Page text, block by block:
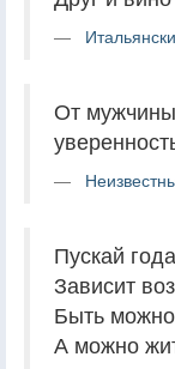
От
Пускай
Зависит
Быть
А можно